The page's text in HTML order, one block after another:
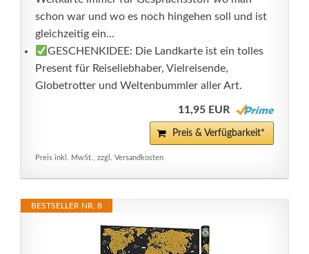
schon war und wo es noch hingehen soll und ist
gleichzeitig ein...
GESCHENKIDEE: Die Landkarte ist ein tolles
Present für Reiseliebhaber, Vielreisende,
Globetrotter und Weltenbummler aller Art.
11,95 EUR
Preis & Verfügbarkeit*
Preis inkl. MwSt., zzgl. Versandkosten
BESTSELLER NR. 8